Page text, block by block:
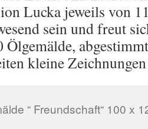
Lucka jeweils von
sein und freut
Ölgemälde,
kleine
“ Freundschaft“ 100 x